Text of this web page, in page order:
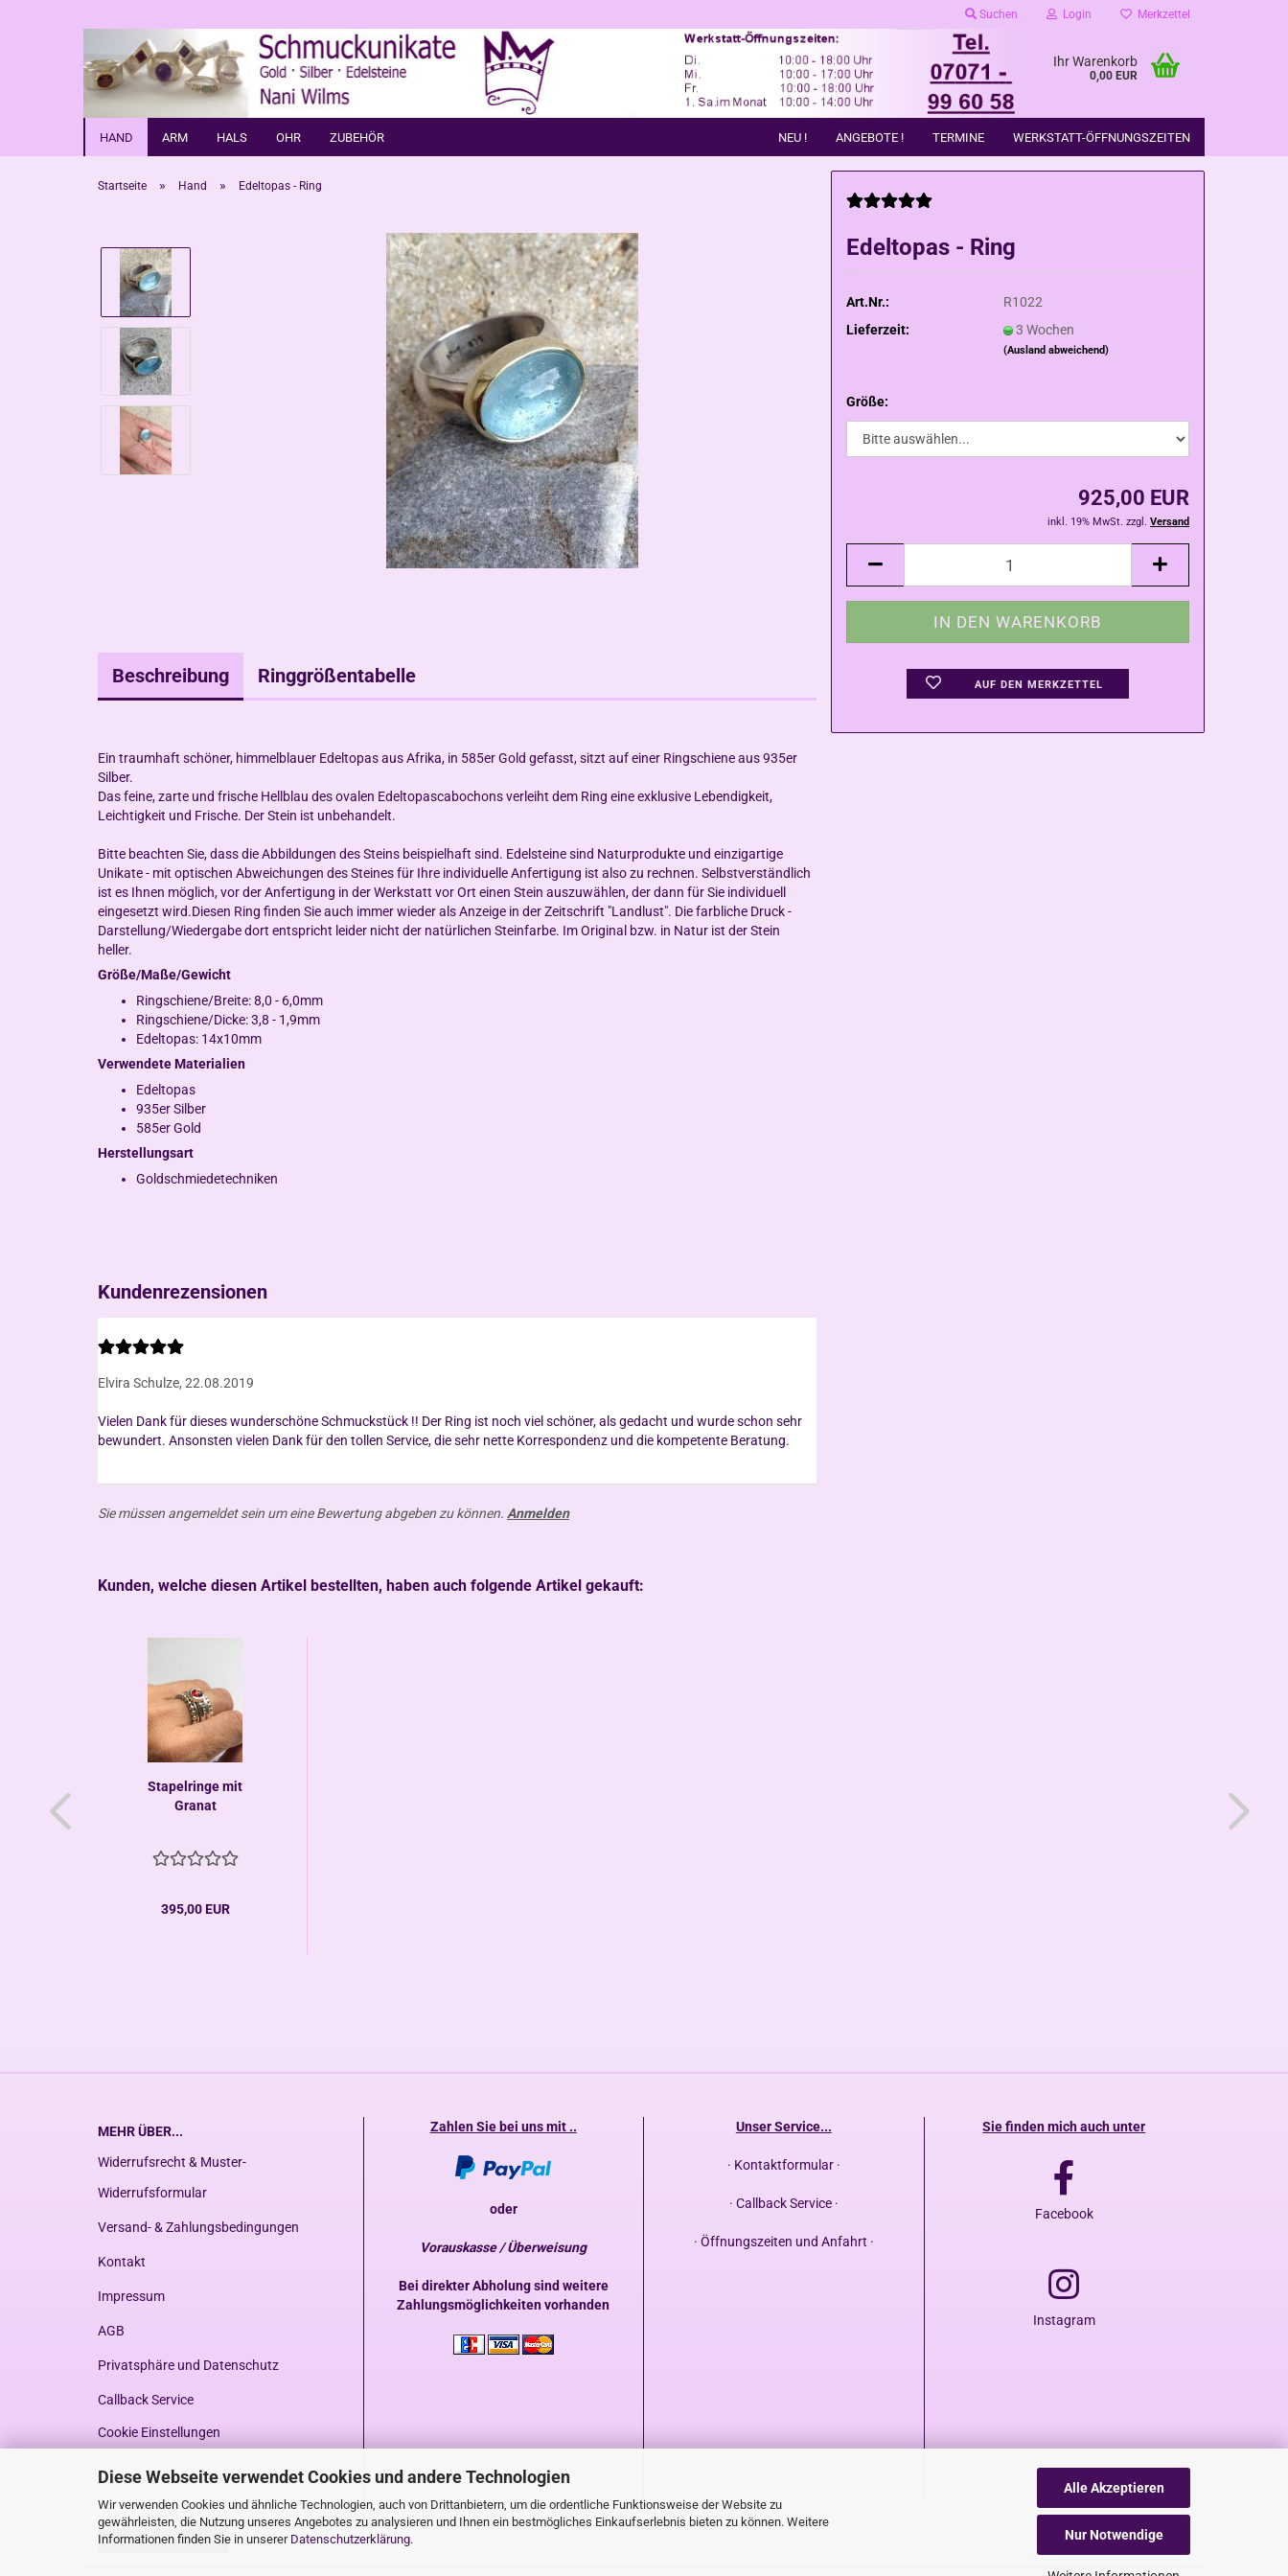
Diese Webseite verwendet Cookies und andere Technologien
Wir verwenden Cookies und ähnliche Technologien, auch von Drittanbietern, um die ordentliche Funktionsweise der Website zu
gewährleisten, die Nutzung unseres Angebotes zu analysieren und Ihnen ein bestmögliches Einkaufserlebnis bieten zu können. Weitere
Informationen finden Sie in unserer Datenschutzerklärung.
Alle Akzeptieren
Nur Notwendige
Suchen Login Merkzettel
Ihr Warenkorb
0,00 EUR
HAND ARM HALS OHR ZUBEHÖR NEU ! ANGEBOTE ! TERMINE WERKSTATT-ÖFFNUNGSZEITEN
Startseite » Hand » Edeltopas - Ring
Edeltopas - Ring
Art.Nr.:
R1022
Lieferzeit:
3 Wochen
(Ausland abweichend)
Größe:
925,00 EUR
inkl. 19% MwSt. zzgl. Versand
AUF DEN MERKZETTEL
Beschreibung Ringgrößentabelle
Ein traumhaft schöner, himmelblauer Edeltopas aus Afrika, in 585er Gold gefasst, sitzt auf einer Ringschiene aus 935er
Silber.
Das feine, zarte und frische Hellblau des ovalen Edeltopascabochons verleiht dem Ring eine exklusive Lebendigkeit,
Leichtigkeit und Frische. Der Stein ist unbehandelt.
Bitte beachten Sie, dass die Abbildungen des Steins beispielhaft sind. Edelsteine sind Naturprodukte und einzigartige
Unikate - mit optischen Abweichungen des Steines für Ihre individuelle Anfertigung ist also zu rechnen. Selbstverständlich
ist es Ihnen möglich, vor der Anfertigung in der Werkstatt vor Ort einen Stein auszuwählen, der dann für Sie individuell
eingesetzt wird.Diesen Ring finden Sie auch immer wieder als Anzeige in der Zeitschrift "Landlust". Die farbliche Druck -
Darstellung/Wiedergabe dort entspricht leider nicht der natürlichen Steinfarbe. Im Original bzw. in Natur ist der Stein
heller.
Größe/Maße/Gewicht
Ringschiene/Breite: 8,0 - 6,0mm
Ringschiene/Dicke: 3,8 - 1,9mm
Edeltopas: 14x10mm
Verwendete Materialien
Edeltopas
935er Silber
585er Gold
Herstellungsart
Goldschmiedetechniken
Kundenrezensionen
Elvira Schulze, 22.08.2019
Vielen Dank für dieses wunderschöne Schmuckstück !! Der Ring ist noch viel schöner, als gedacht und wurde schon sehr
Sie müssen angemeldet sein um eine Bewertung abgeben zu können. Anmelden
Kunden, welche diesen Artikel bestellten, haben auch folgende Artikel gekauft:
Stapelringe mit
Granat
395,00 EUR
MEHR ÜBER...
Widerrufsrecht & Muster-
Widerrufsformular
Versand- & Zahlungsbedingungen
Kontakt
Impressum
AGB
Privatsphäre und Datenschutz
Callback Service
Cookie Einstellungen
Zahlen Sie bei uns mit ..
oder
Vorauskasse / Überweisung
Bei direkter Abholung sind weitere
Zahlungsmöglichkeiten vorhanden
Unser Service...
· Kontaktformular ·
· Callback Service ·
· Öffnungszeiten und Anfahrt ·
Sie finden mich auch unter
Facebook
Instagram
Vertrag widerrufen